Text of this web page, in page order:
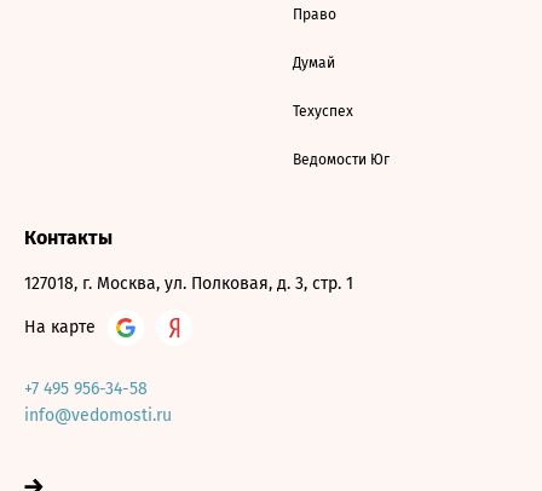
Право
Думай
Техуспех
Ведомости Юг
Контакты
127018, г. Москва, ул. Полковая, д. 3, стр. 1
На карте
+7 495 956-34-58
info@vedomosti.ru